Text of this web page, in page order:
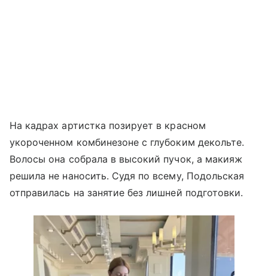
На кадрах артистка позирует в красном
укороченном комбинезоне с глубоким декольте.
Волосы она собрала в высокий пучок, а макияж
решила не наносить. Судя по всему, Подольская
отправилась на занятие без лишней подготовки.